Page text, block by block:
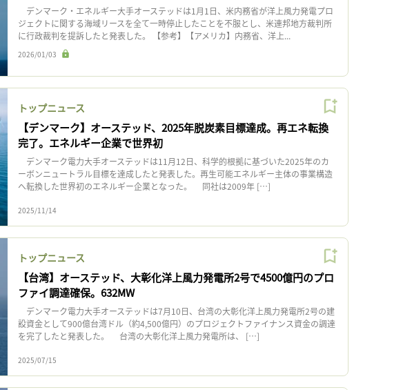
デンマーク・エネルギー大手オーステッドは1月1日、米内務省が洋上風力発電プロ
ジェクトに関する海域リースを全て一時停止したことを不服とし、米連邦地方裁判所
に行政裁判を提訴したと発表した。 【参考】【アメリカ】内務省、洋上...
2026/01/03
トップニュース
【デンマーク】オーステッド、2025年脱炭素目標達成。再エネ転換
完了。エネルギー企業で世界初
デンマーク電力大手オーステッドは11月12日、科学的根拠に基づいた2025年のカ
ーボンニュートラル目標を達成したと発表した。再生可能エネルギー主体の事業構造
へ転換した世界初のエネルギー企業となった。 同社は2009年 […]
2025/11/14
トップニュース
【台湾】オーステッド、大彰化洋上風力発電所2号で4500億円のプロ
ファイ調達確保。632MW
デンマーク電力大手オーステッドは7月10日、台湾の大彰化洋上風力発電所2号の建
設資金として900億台湾ドル（約4,500億円）のプロジェクトファイナンス資金の調達
を完了したと発表した。 台湾の大彰化洋上風力発電所は、 […]
2025/07/15